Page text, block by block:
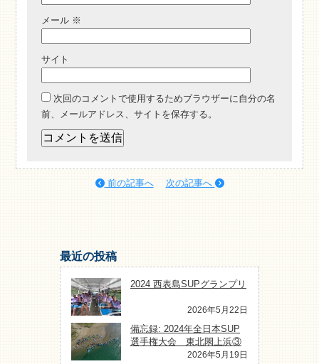
メール ※
サイト
次回のコメントで使用するためブラウザーに自分の名
前、メールアドレス、サイトを保存する。
前の記事へ 次の記事へ
最近の投稿
2024 西表島SUPグランプリ
2026年5月22日
備忘録: 2024年全日本SUP
選手権大会 東北閖上浜③
2026年5月19日